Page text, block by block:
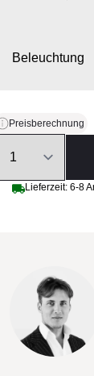
Beleuchtung
Schutzhülle
Preisberechnung
Lieferzeit: 6-8